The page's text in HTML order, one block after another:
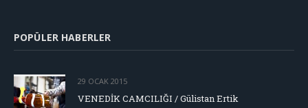
POPÜLER HABERLER
29 OCAK 2015
VENEDİK CAMCILIĞI / Gülistan Ertik